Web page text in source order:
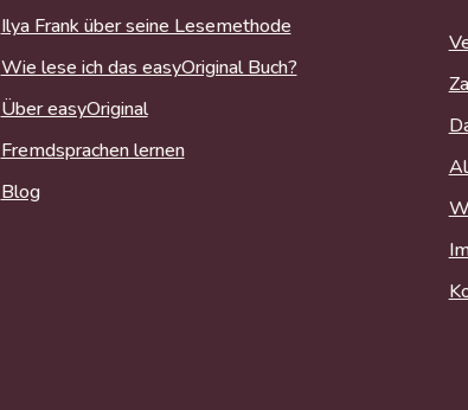
Ilya Frank über seine Lesemethode
Wie lese ich das easyOriginal Buch?
Über easyOriginal
Fremdsprachen lernen
Blog